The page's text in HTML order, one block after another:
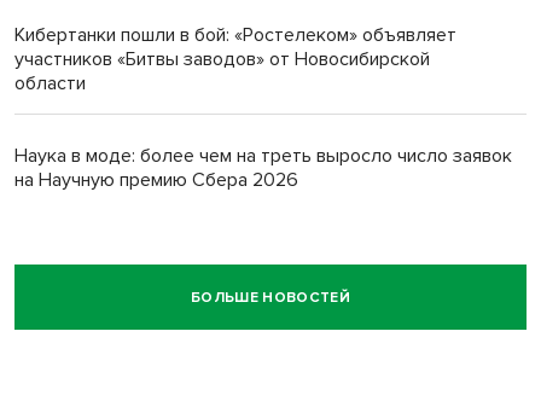
Кибертанки пошли в бой: «Ростелеком» объявляет
участников «Битвы заводов» от Новосибирской
области
Наука в моде: более чем на треть выросло число заявок
на Научную премию Сбера 2026
БОЛЬШЕ НОВОСТЕЙ